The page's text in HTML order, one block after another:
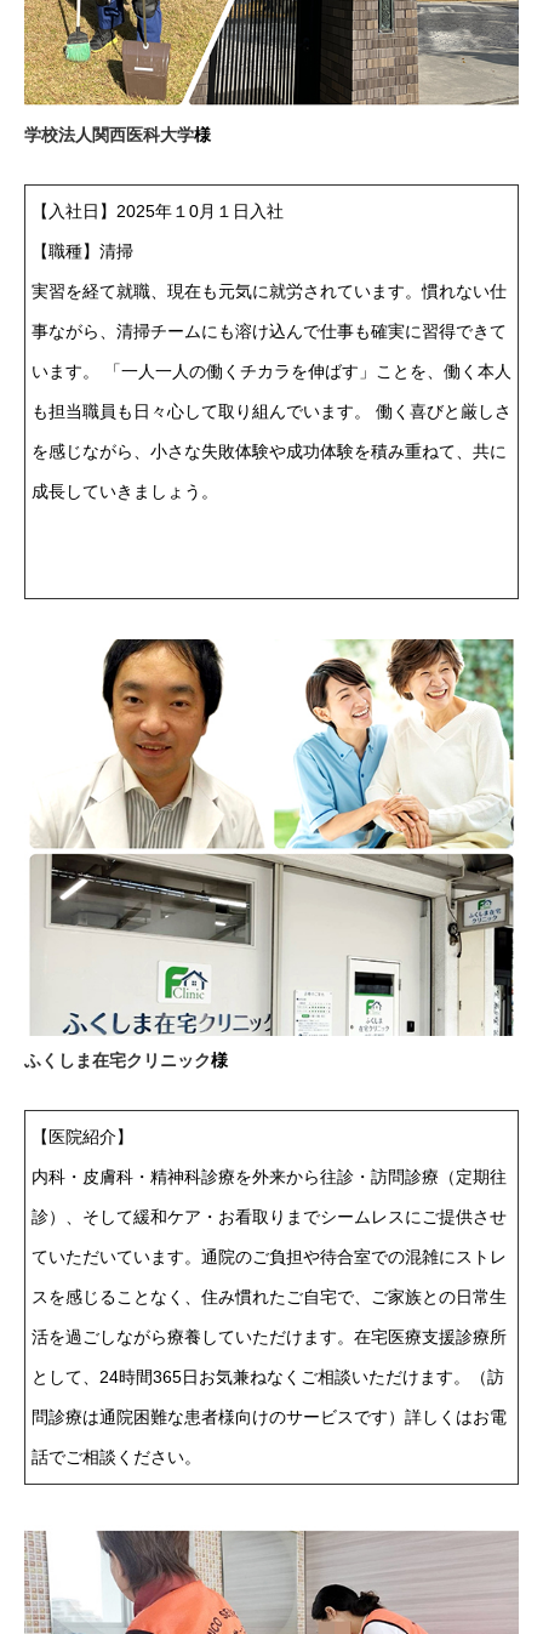
学校法人関西医科大学様
【入社日】2025年１0月１日入社
【職種】清掃
実習を経て就職、現在も元気に就労されています。慣れない仕
事ながら、清掃チームにも溶け込んで仕事も確実に習得できて
います。 「一人一人の働くチカラを伸ばす」ことを、働く本人
も担当職員も日々心して取り組んでいます。 働く喜びと厳しさ
を感じながら、小さな失敗体験や成功体験を積み重ねて、共に
成長していきましょう。
ふくしま在宅クリニック様
【医院紹介】
内科・皮膚科・精神科診療を外来から往診・訪問診療（定期往
診）、そして緩和ケア・お看取りまでシームレスにご提供させ
ていただいています。通院のご負担や待合室での混雑にストレ
スを感じることなく、住み慣れたご自宅で、ご家族との日常生
活を過ごしながら療養していただけます。在宅医療支援診療所
として、24時間365日お気兼ねなくご相談いただけます。（訪
問診療は通院困難な患者様向けのサービスです）詳しくはお電
話でご相談ください。